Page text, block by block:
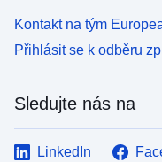
Kontakt na tým
Přihlásit se k odběru
Sledujte nás na
LinkedIn